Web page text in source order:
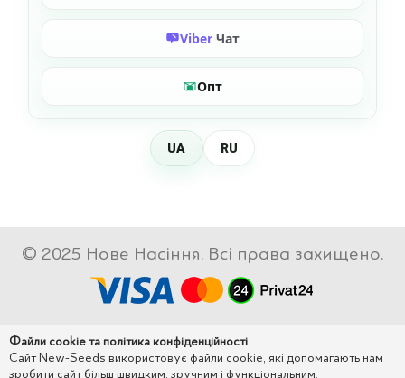
Viber Чат
Опт
UA RU
© 2025 Нове Насіння. Всі права захищено.
Файли cookie та політика конфіденційності
Сайт New-Seeds використовує файли cookie, які допомагають нам
зробити сайт більш швидким, зручним і функціональним.